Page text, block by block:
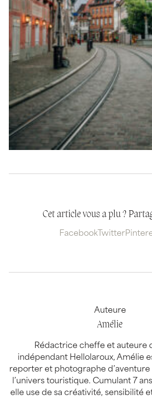
Cet article vous a plu ?
Facebook Twitter
Auteure
Amélie
Rédactrice cheffe et auteure
indépendant Hellolaroux, Amélie
reporter et photographe
l’univers touristique. Cumulant 7
elle use de sa créativité, sensibilité